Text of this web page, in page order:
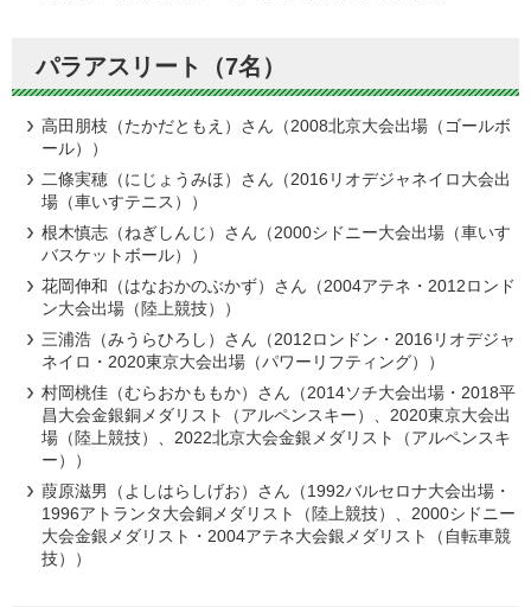
パラアスリート（7名）
高田朋枝（たかだともえ）さん（2008北京大会出場（ゴールボ
ール））
二條実穂（にじょうみほ）さん（2016リオデジャネイロ大会出
場（車いすテニス））
根木慎志（ねぎしんじ）さん（2000シドニー大会出場（車いす
バスケットボール））
花岡伸和（はなおかのぶかず）さん（2004アテネ・2012ロンド
ン大会出場（陸上競技））
三浦浩（みうらひろし）さん（2012ロンドン・2016リオデジャ
ネイロ・2020東京大会出場（パワーリフティング））
村岡桃佳（むらおかももか）さん（2014ソチ大会出場・2018平
昌大会金銀銅メダリスト（アルペンスキー）、2020東京大会出
場（陸上競技）、2022北京大会金銀メダリスト（アルペンスキ
ー））
葭原滋男（よしはらしげお）さん（1992バルセロナ大会出場・
1996アトランタ大会銅メダリスト（陸上競技）、2000シドニー
大会金銀メダリスト・2004アテネ大会銀メダリスト（自転車競
技））